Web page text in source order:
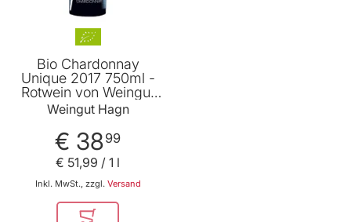
Bio Chardonnay
Unique 2017 750ml -
Rotwein von Weingut
Hagn
Weingut Hagn
€ 3899
Inkl. MwSt., zzgl. Versand
€ 51,99 / 1 l